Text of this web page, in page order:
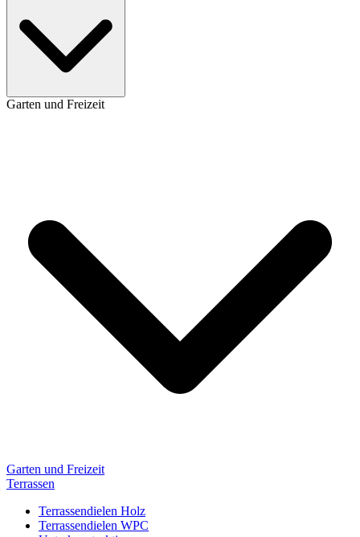
Garten und Freizeit
Garten und Freizeit
Terrassen
Terrassendielen Holz
Terrassendielen WPC